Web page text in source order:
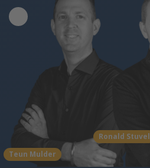
Teun Mulder
Ronald Stuvel